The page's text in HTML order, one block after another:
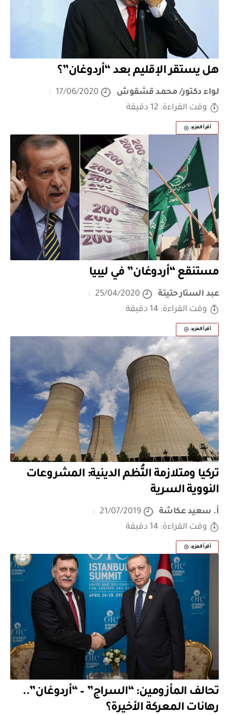
هل يستقر الإقليم بعد “أردوغان”؟
لواء دكتور/ محمد قشقوش
17/06/2020
وقت القراءة: 12 دقيقة
أقرأ المزيد
مستنقع “أردوغان” في ليبيا
عبد الستار حتيتة
25/04/2020
وقت القراءة: 14 دقيقة
أقرأ المزيد
تركيا ومتلازمة النُّظم الدينية: المشروعات
النووية السرية
أ. سعيد عكاشة
21/07/2019
وقت القراءة: 14 دقيقة
أقرأ المزيد
تحالف المأزومين: “السراج” – “أردوغان”..
رهانات المعركة الأخيرة؟